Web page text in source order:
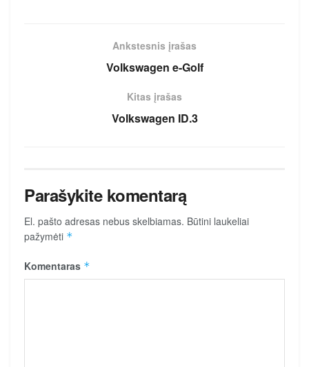
Ankstesnis įrašas
Volkswagen e-Golf
Kitas įrašas
Volkswagen ID.3
Parašykite komentarą
El. pašto adresas nebus skelbiamas. Būtini laukeliai
pažymėti *
Komentaras *